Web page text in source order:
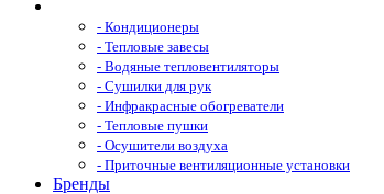
- Кондиционеры
- Тепловые завесы
- Водяные тепловентиляторы
- Сушилки для рук
- Инфракрасные обогреватели
- Тепловые пушки
- Осушители воздуха
- Приточные вентиляционные установки
Бренды